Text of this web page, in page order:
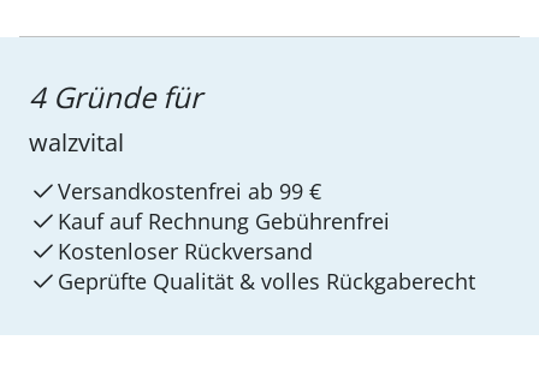
4 Gründe für
walzvital
Versandkostenfrei ab 99 €
Kauf auf Rechnung Gebührenfrei
Kostenloser Rückversand
Geprüfte Qualität & volles Rückgaberecht